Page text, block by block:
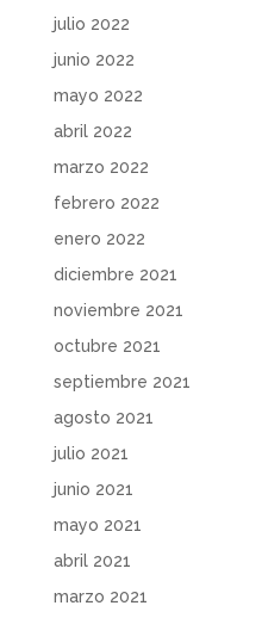
julio 2022
junio 2022
mayo 2022
abril 2022
marzo 2022
febrero 2022
enero 2022
diciembre 2021
noviembre 2021
octubre 2021
septiembre 2021
agosto 2021
julio 2021
junio 2021
mayo 2021
abril 2021
marzo 2021